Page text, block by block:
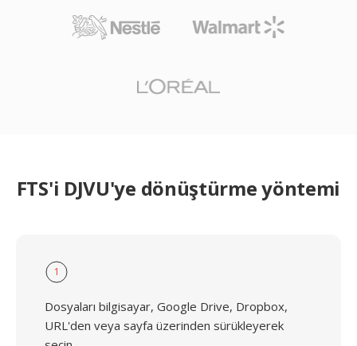
FTS'i DJVU'ye dönüştürme yöntemi
1
Dosyaları bilgisayar, Google Drive, Dropbox,
URL'den veya sayfa üzerinden sürükleyerek